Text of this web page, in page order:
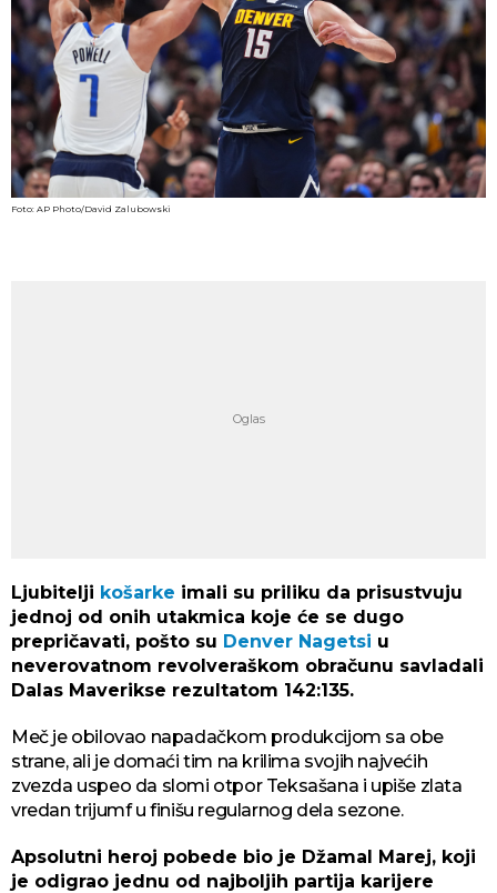
Foto: AP Photo/David Zalubowski
Ljubitelji košarke imali su priliku da prisustvuju
jednoj od onih utakmica koje će se dugo
prepričavati, pošto su Denver Nagetsi u
neverovatnom revolveraškom obračunu savladali
Dalas Maverikse rezultatom 142:135.
Meč je obilovao napadačkom produkcijom sa obe
strane, ali je domaći tim na krilima svojih najvećih
zvezda uspeo da slomi otpor Teksašana i upiše zlata
vredan trijumf u finišu regularnog dela sezone.
Apsolutni heroj pobede bio je Džamal Marej, koji
je odigrao jednu od najboljih partija karijere